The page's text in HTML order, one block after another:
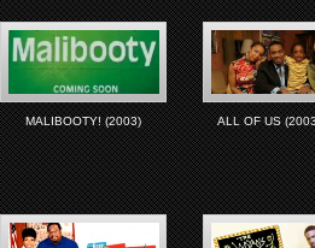
MALIBOOTY! (2003) ALL OF US